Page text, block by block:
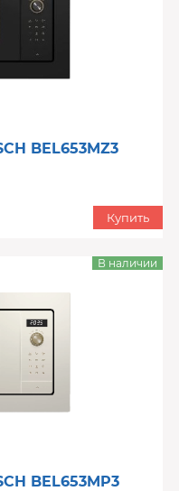
BEL653MZ3
Купить
BEL653MP3
В наличии